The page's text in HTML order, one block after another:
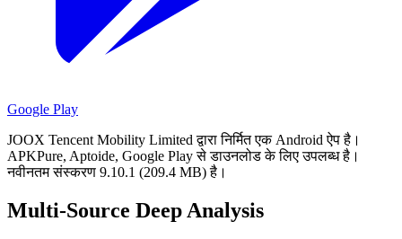
Google Play
JOOX Tencent Mobility Limited द्वारा निर्मित एक Android ऐप है।
APKPure, Aptoide, Google Play से डाउनलोड के लिए उपलब्ध है।
नवीनतम संस्करण 9.10.1 (209.4 MB) है।
Multi-Source Deep Analysis